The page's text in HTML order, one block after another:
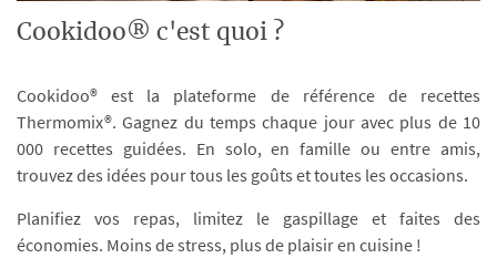
Cookidoo® c'est quoi ?
Cookidoo® est la plateforme de référence de recettes
Thermomix®. Gagnez du temps chaque jour avec plus de 10
000 recettes guidées. En solo, en famille ou entre amis,
trouvez des idées pour tous les goûts et toutes les occasions.
Planifiez vos repas, limitez le gaspillage et faites des
économies. Moins de stress, plus de plaisir en cuisine !